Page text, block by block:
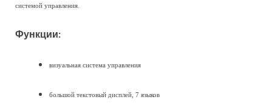
системой управления.
Функции:
визуальная система управления
большой текстовый дисплей, 7 языков